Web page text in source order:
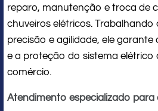
reparo, manutenção e troca de
chuveiros elétricos. Trabalhando
precisão e agilidade, ele
e a proteção do sistema elétrico
comércio.
Atendimento especializado para